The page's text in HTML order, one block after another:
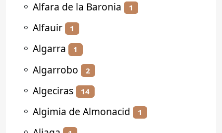
⚬ Alfara de la Baronia 1
⚬ Alfauir 1
⚬ Algarra 1
⚬ Algarrobo 2
⚬ Algeciras 14
⚬ Algimia de Almonacid 1